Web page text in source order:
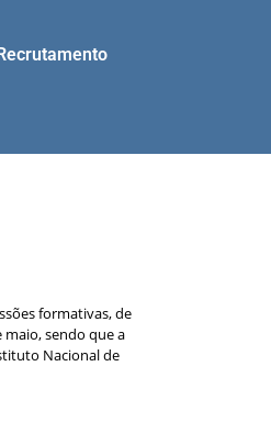
formativas, de
maio, sendo que a
Nacional de